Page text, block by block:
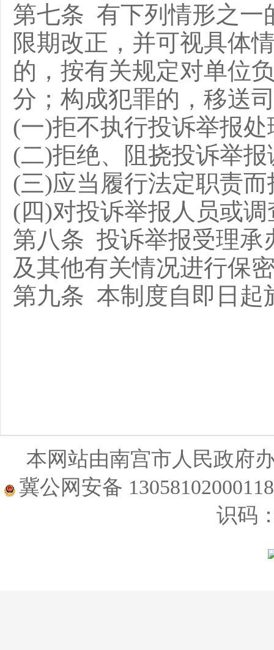
第七条 有下列情形之一
限期改正，并可视具体
的，按有关规定对单位
分；构成犯罪的，移送
(一)拒不执行投诉举报
(二)拒绝、阻挠投诉举
(三)应当履行法定职责
(四)对投诉举报人员或
第八条 投诉举报受理承
及其他有关情况进行保
第九条 本制度自即日起
本网站由南宫市人民政
冀公网安备
识码